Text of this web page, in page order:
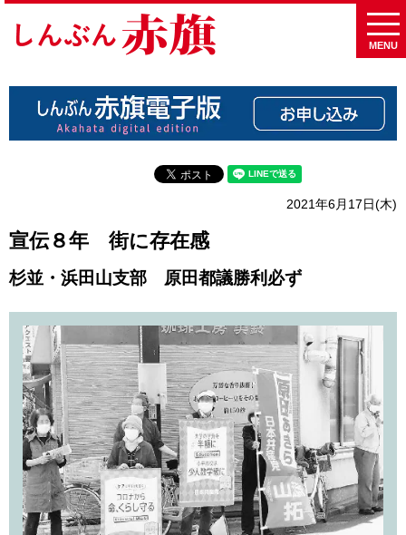
MENU
2021年6月17日(木)
宣伝８年 街に存在感
杉並・浜田山支部 原田都議勝利必ず